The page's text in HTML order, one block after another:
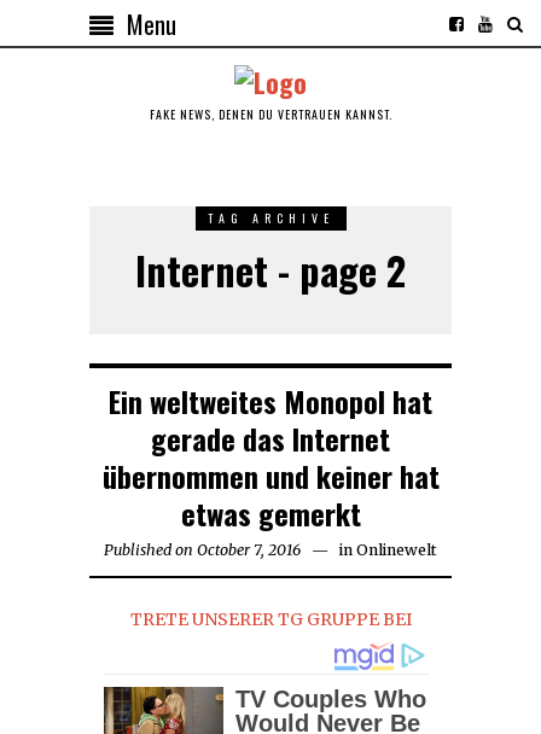
Menu
FAKE NEWS, DENEN DU VERTRAUEN KANNST.
TAG ARCHIVE
Internet - page 2
Ein weltweites Monopol hat
gerade das Internet
übernommen und keiner hat
etwas gemerkt
Published on October 7, 2016 October
in Onlinewelt
TRETE UNSERER TG GRUPPE BEI